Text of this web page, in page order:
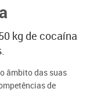
kg de cocaína
âmbito das suas
de